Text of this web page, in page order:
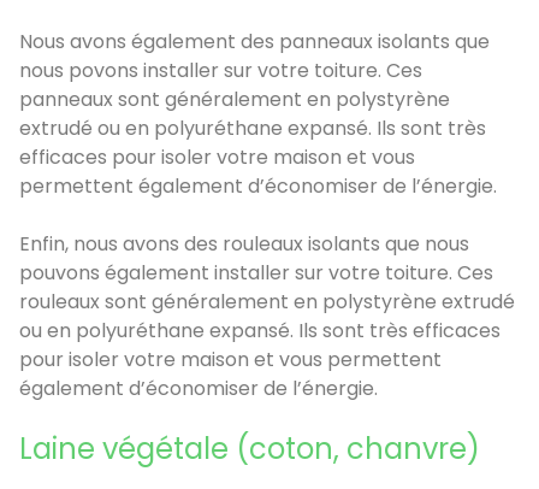
Nous avons également des panneaux isolants que
nous povons installer sur votre toiture. Ces
panneaux sont généralement en polystyrène
extrudé ou en polyuréthane expansé. Ils sont très
efficaces pour isoler votre maison et vous
permettent également d’économiser de l’énergie.
Enfin, nous avons des rouleaux isolants que nous
pouvons également installer sur votre toiture. Ces
rouleaux sont généralement en polystyrène extrudé
ou en polyuréthane expansé. Ils sont très efficaces
pour isoler votre maison et vous permettent
également d’économiser de l’énergie.
Laine végétale (coton, chanvre)